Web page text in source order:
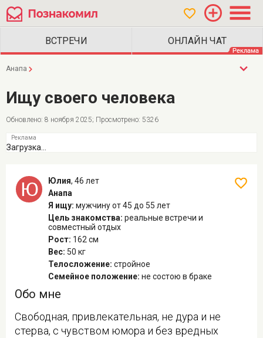
Анапа
Ищу своего человека
Обновлено: 8 ноября 2025; Просмотрено: 5326
Загрузка...
Юлия, 46 лет
Анапа
Я ищу: мужчинуот 45 до 55 лет
Цель знакомства: реальные встречи и
совместный отдых
Рост: 162 см
Вес: 50 кг
Телосложение: стройное
Семейное положение: не состою в браке
Обо мне
Свободная, привлекательная, не дура и не
стерва, с чувством юмора и без вредных